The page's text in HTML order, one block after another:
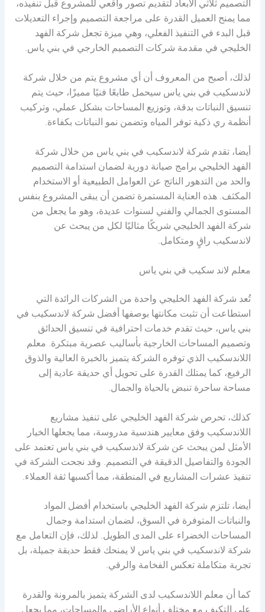
التصميم ثلاثي الأبعاد لتقديم تصور واقعي للمشروع قبل تنفيذه،
مما يمنح العميل القدرة على مراجعة التصميم وإجراء التعديلات
قبل البدء في التنفيذ الفعلي، وهي ميزة تجعل شركة الفهد
الخليجي في مقدمة شركات التصميم الخارجي في بني ياس.
لذلك، أصبح من المعروف أن أي مشروع يتم من خلال شركة
لاندسكيب في بني ياس سيحمل طابعًا فنيًا مميزًا، حيث يتم
تنسيق النباتات بدقة، وتوزيع المساحات بشكل عملي، وتركيب
أنظمة ري ذكية توفر المياه وتضمن نمو النباتات بكفاءة.
أيضا، تقدم شركة لاندسكيب في بني ياس من خلال شركة
الفهد الخليجي برامج صيانة دورية لضمان استدامة التصميم
والحد من التدهور الناتج عن العوامل الطبيعية أو الاستخدام
المكثف. هذه العناية المستمرة تضمن أن يبقى المشروع بنفس
المستوى الجمالي والفني لسنوات عديدة، وهو ما يجعل من
شركة الفهد الخليجي شريكًا مثاليًا لكل من يبحث عن
لاندسكيب راقٍ ومتكامل.
معلم لاند سكيب في بني ياس
تُعد شركة الفهد الخليجي واحدة من الشركات الرائدة التي
استطاعت أن تثبت مكانتها بوصفها أفضل شركة لاندسكيب في
بني ياس، حيث تقدم خدمات احترافية في تنسيق الحدائق
وتصميم المساحات الخارجية بأساليب عصرية مبتكرة. معلم
اللاندسكيب الذي توفره الشركة يتميز بالخبرة العالية والذوق
الرفيع، كما يمتلك القدرة على تحويل أي حديقة عادية إلى
مساحة ساحرة تنبض بالحياة والجمال.
كذلك، تحرص شركة الفهد الخليجي على تنفيذ مشاريع
اللاندسكيب وفق معايير هندسية مدروسة، مما يجعلها الخيار
الأمثل لمن يبحث عن شركة لاندسكيب في بني ياس تعتمد على
الجودة والتفاصيل الدقيقة في التصميم. وقد نجحت الشركة في
تنفيذ عشرات المشاريع في المنطقة، مما أكسبها ثقة العملاء.
أيضا، تلتزم شركة الفهد الخليجي باستخدام أفضل المواد
والنباتات المتوفرة في السوق، لضمان استدامة وجمال
المساحات الخضراء على المدى الطويل. لذلك، فإن التعامل مع
شركة لاندسكيب في بني ياس لا يمنحك فقط حديقة جميلة، بل
تجربة متكاملة تعكس الفخامة والرقي.
كما أن معلم اللاندسكيب لدى الشركة يتميز بالمرونة والقدرة